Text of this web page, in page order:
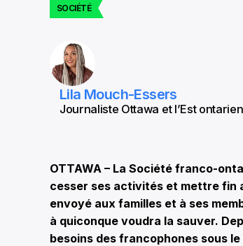
SOCIÉTÉ
Lila Mouch-Essers
Journaliste Ottawa et l’Est ontarien
OTTAWA – La Société franco-
cesser ses activités et mettre fin
envoyé aux familles et à ses
à quiconque voudra la sauver.
besoins des francophones sous